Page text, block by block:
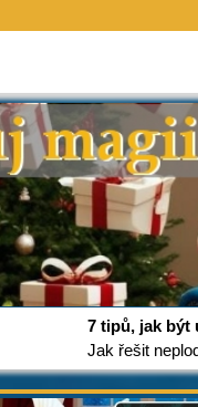
7 tipů, jak být
Jak řešit